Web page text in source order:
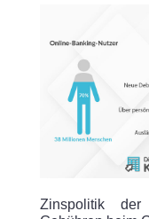
Zinspolitik